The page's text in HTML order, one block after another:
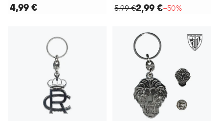
4,99 €
5,99 €2,99 €−50%